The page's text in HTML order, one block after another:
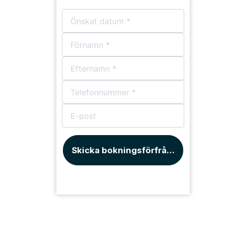
Församlingshem
Bårhus
Skicka bokningsförfrågan